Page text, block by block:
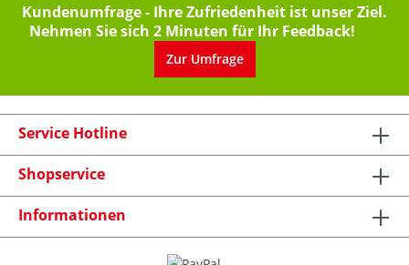
Kundenumfrage - Ihre Zufriedenheit ist unser Ziel.
Nehmen Sie sich 2 Minuten für Ihr Feedback!
Zur Umfrage
Service Hotline
Shopservice
Informationen